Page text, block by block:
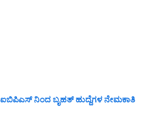
ಐಬಿಪಿಎಸ್ ನಿಂದ ಬೃಹತ್ ಹುದ್ದೆಗಳ ನೇಮಕಾತಿ